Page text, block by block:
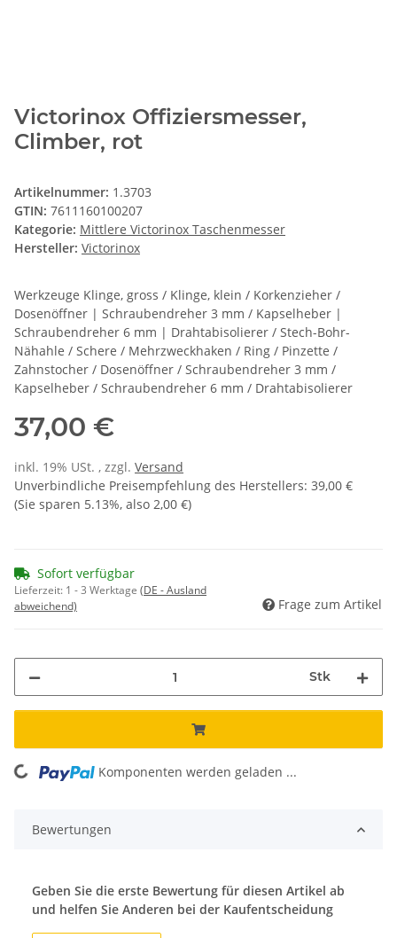
Victorinox Offiziersmesser,
Climber, rot
Artikelnummer: 1.3703
GTIN: 7611160100207
Kategorie: Mittlere Victorinox Taschenmesser
Hersteller: Victorinox
Werkzeuge Klinge, gross / Klinge, klein / Korkenzieher /
Dosenöffner | Schraubendreher 3 mm / Kapselheber |
Schraubendreher 6 mm | Drahtabisolierer / Stech-Bohr-
Nähahle / Schere / Mehrzweckhaken / Ring / Pinzette /
Zahnstocher / Dosenöffner / Schraubendreher 3 mm /
Kapselheber / Schraubendreher 6 mm / Drahtabisolierer
37,00 €
inkl. 19% USt. , zzgl. Versand
Unverbindliche Preisempfehlung des Herstellers: 39,00 €
(Sie sparen 5.13%, also 2,00 €)
Sofort verfügbar
Lieferzeit: 1 - 3 Werktage (DE - Ausland
abweichend)
Frage zum Artikel
Stk
Loading... Komponenten werden geladen ...
Bewertungen
Geben Sie die erste Bewertung für diesen Artikel ab
und helfen Sie Anderen bei der Kaufentscheidung